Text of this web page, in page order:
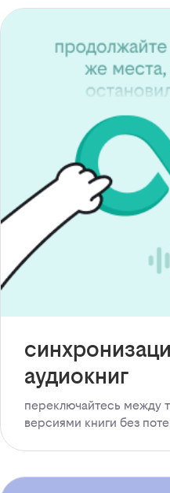
аудиокниг
переключайтесь между
версиями книги без